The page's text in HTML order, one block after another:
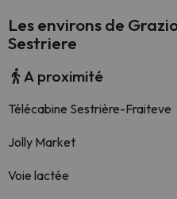
Les environs de
Sestriere
A proximité
Télécabine Sestrière-Fraiteve
Jolly Market
Voie lactée